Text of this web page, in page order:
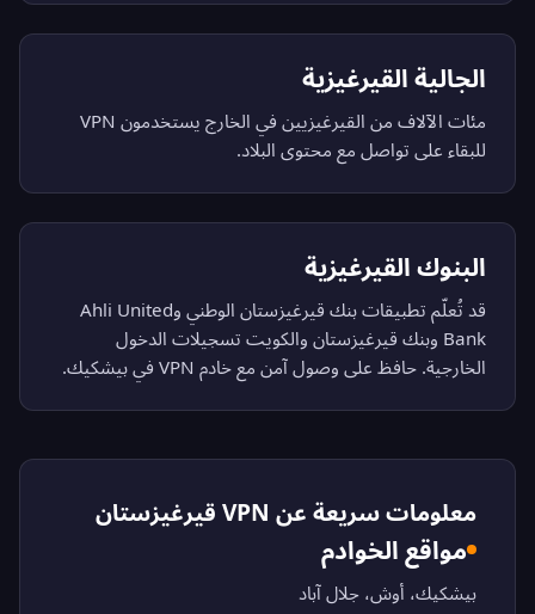
الجالية القيرغيزية
مئات الآلاف من القيرغيزيين في الخارج يستخدمون VPN
للبقاء على تواصل مع محتوى البلاد.
البنوك القيرغيزية
قد تُعلّم تطبيقات بنك قيرغيزستان الوطني وAhli United
Bank وبنك قيرغيزستان والكويت تسجيلات الدخول
الخارجية. حافظ على وصول آمن مع خادم VPN في بيشكيك.
معلومات سريعة عن VPN قيرغيزستان
مواقع الخوادم
بيشكيك، أوش، جلال آباد